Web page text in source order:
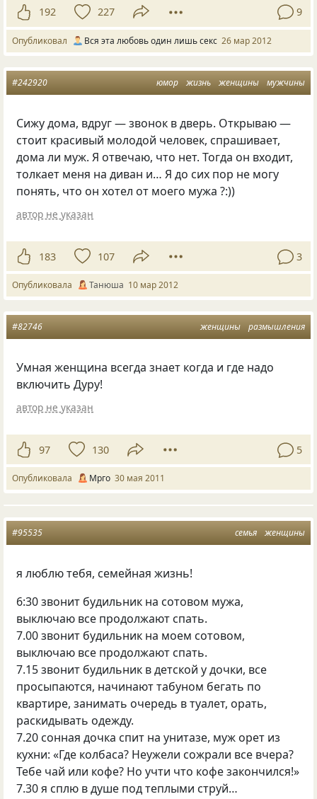
192 227 9
Опубликовал Вся эта любовь один лишь секс 26 мар 2012
юмор жизнь женщины мужчины
#242920
Сижу дома, вдруг — звонок в дверь. Открываю —
стоит красивый молодой человек, спрашивает,
дома ли муж. Я отвечаю, что нет. Тогда он входит,
толкает меня на диван и… Я до сих пор не могу
понять, что он хотел от моего мужа ?:))
автор не указан
183 107 3
Опубликовала Танюша 10 мар 2012
женщины размышления
#82746
Умная женщина всегда знает когда и где надо
включить Дуру!
автор не указан
97 130 5
Опубликовала Мрго 30 мая 2011
семья женщины
#95535
я люблю тебя, семейная жизнь!
6:30 звонит будильник на сотовом мужа,
выключаю все продолжают спать.
7.00 звонит будильник на моем сотовом,
выключаю все продолжают спать.
7.15 звонит будильник в детской у дочки, все
просыпаются, начинают табуном бегать по
квартире, занимать очередь в туалет, орать,
раскидывать одежду.
7.20 сонная дочка спит на унитазе, муж орет из
кухни: «Где колбаса? Неужели сожрали все вчера?
Тебе чай или кофе? Но учти что кофе закончился!»
7.30 я сплю в душе под теплыми струй…